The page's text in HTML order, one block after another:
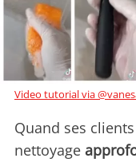
Video tutorial via
Quand ses
nettoyage